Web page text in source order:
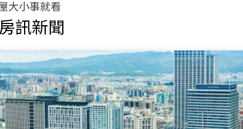
大小事就看
訊新聞